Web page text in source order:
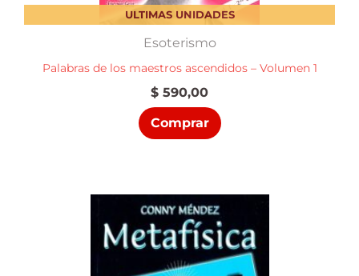
ULTIMAS UNIDADES
Esoterismo
Palabras de los maestros ascendidos – Volumen 1
$ 590,00
Comprar